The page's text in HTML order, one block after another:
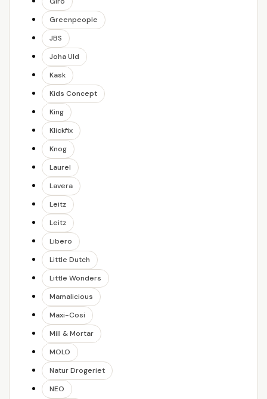
Greenpeople
JBS
Joha Uld
Kask
Kids Concept
King
Klickfix
Knog
Laurel
Lavera
Leitz
Leitz
Libero
Little Dutch
Little Wonders
Mamalicious
Maxi-Cosi
Mill & Mortar
MOLO
Natur Drogeriet
NEO